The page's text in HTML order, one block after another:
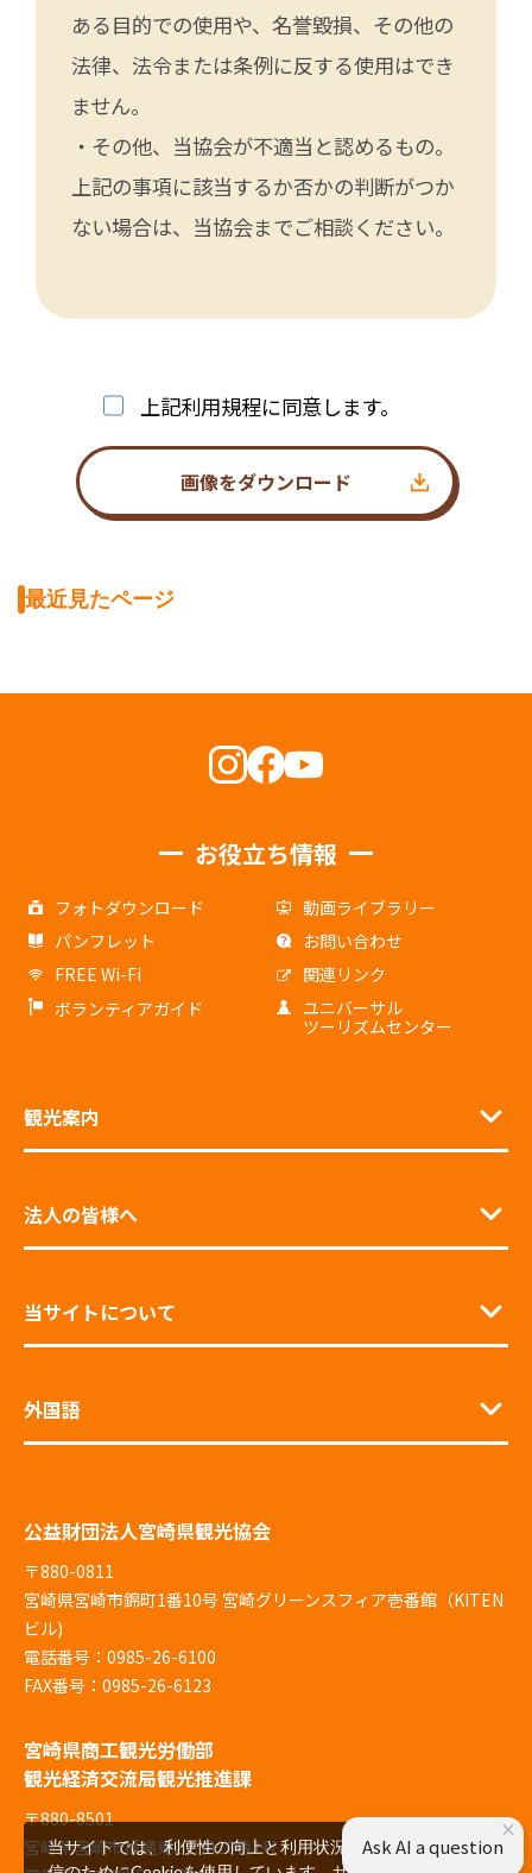
ある目的での使用や、名誉毀損、その他の
法律、法令または条例に反する使用はでき
ません。
・その他、当協会が不適当と認めるもの。
上記の事項に該当するか否かの判断がつか
ない場合は、当協会までご相談ください。
上記利用規程に同意します。
画像をダウンロード
最近見たページ
お役立ち情報
フォトダウンロード
動画ライブラリー
パンフレット
お問い合わせ
FREE Wi-Fi
関連リンク
ボランティアガイド
ユニバーサル
ツーリズムセンター
観光案内
法人の皆様へ
当サイトについて
外国語
公益財団法人宮崎県観光協会
〒880-0811
宮崎県宮崎市錦町1番10号 宮崎グリーンスフィア壱番館（KITEN
ビル)
電話番号：0985-26-6100
FAX番号：0985-26-6123
宮崎県商工観光労働部
観光経済交流局観光推進課
〒880-8501
宮崎県宮崎市橘通東2丁目10番1号
当サイトでは、利便性の向上と利用状況の解析、広告配
×
Ask AI a question